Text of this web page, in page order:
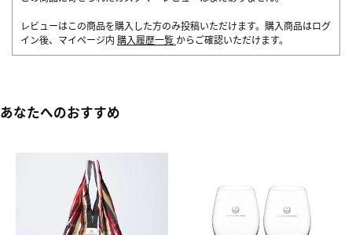
レビューはこの商品を購入した方のみ投稿いただけます。購入商品はログ
イン後、マイページ内 購入履歴一覧 からご確認いただけます。
あなたへのおすすめ